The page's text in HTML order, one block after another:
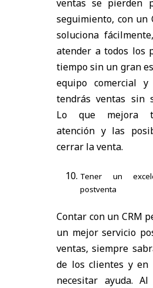
ventas se pierden
seguimiento, con un
soluciona
atender a todos los
tiempo sin un gran
equipo comercial y
tendrás ventas sin
Lo que mejora
atención y las
cerrar la venta.
Tener un
postventa
Contar con un CRM
un mejor servicio
ventas, siempre
de los clientes y en
necesitar ayuda.